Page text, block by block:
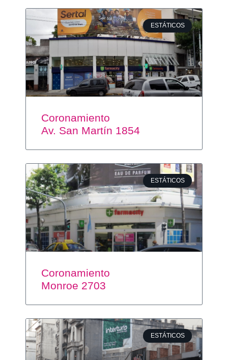
ESTÁTICOS
Coronamiento
Av. San Martín 1854
ESTÁTICOS
Coronamiento
Monroe 2703
ESTÁTICOS